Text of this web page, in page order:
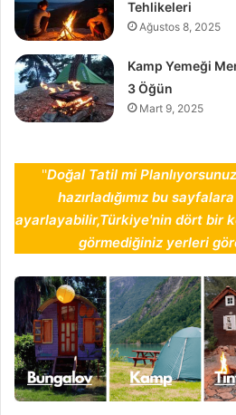
Tehlikeleri
Ağustos 8, 2025
Kamp Yemeği
3 Öğün
Mart 9, 2025
''Doğal Tatil mi
hazırladığımız bu
ayarlayabilir,Türkiye'nin dört bir
görmediğiniz yerleri